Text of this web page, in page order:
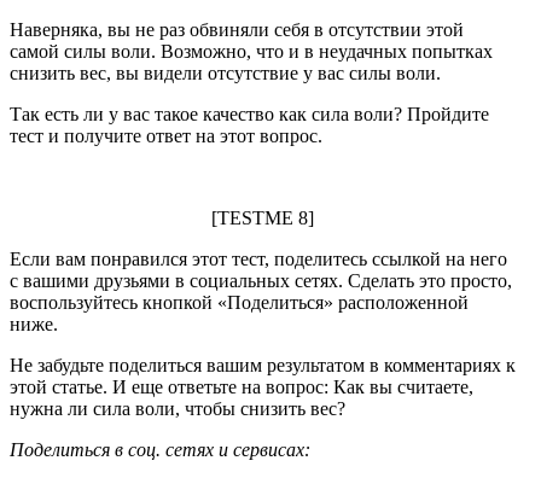
Наверняка, вы не раз обвиняли себя в отсутствии этой
самой силы воли. Возможно, что и в неудачных попытках
снизить вес, вы видели отсутствие у вас силы воли.
Так есть ли у вас такое качество как сила воли? Пройдите
тест и получите ответ на этот вопрос.
[TESTME 8]
Если вам понравился этот тест, поделитесь ссылкой на него
с вашими друзьями в социальных сетях. Сделать это просто,
воспользуйтесь кнопкой «Поделиться» расположенной
ниже.
Не забудьте поделиться вашим результатом в комментариях к
этой статье. И еще ответьте на вопрос: Как вы считаете,
нужна ли сила воли, чтобы снизить вес?
Поделиться в соц. сетях и сервисах: